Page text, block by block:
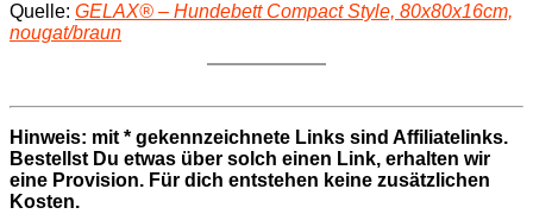
Quelle: GELAX® – Hundebett Compact Style, 80x80x16cm,
nougat/braun
Hinweis: mit * gekennzeichnete Links sind Affiliatelinks.
Bestellst Du etwas über solch einen Link, erhalten wir
eine Provision. Für dich entstehen keine zusätzlichen
Kosten.